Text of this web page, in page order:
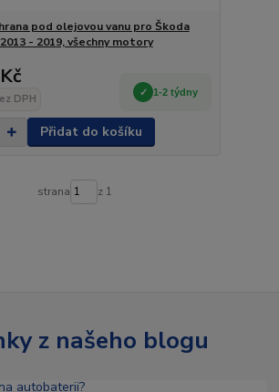
pod olejovou vanu pro Škoda
- 2019, všechny motory
DPH
1-2 týdny
Přidat do košíku
strana z 1
z našeho blogu